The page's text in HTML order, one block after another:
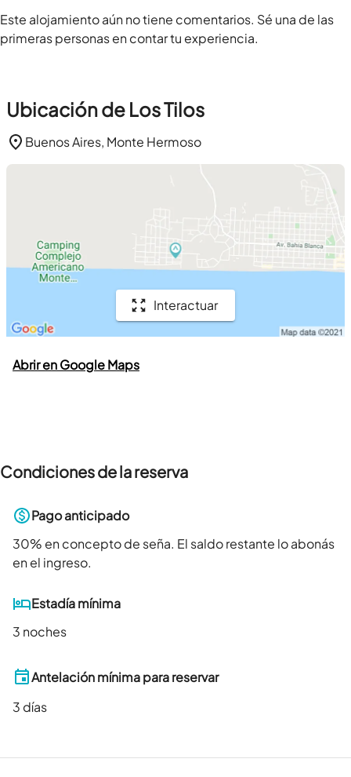
Este alojamiento aún no tiene comentarios. Sé una de las
primeras personas en contar tu experiencia.
Ubicación de Los Tilos
Buenos Aires, Monte Hermoso
Interactuar
Abrir en Google Maps
Condiciones de la reserva
Pago anticipado
30% en concepto de seña. El saldo restante lo abonás
en el ingreso.
Estadía mínima
3 noches
Antelación mínima para reservar
3 días